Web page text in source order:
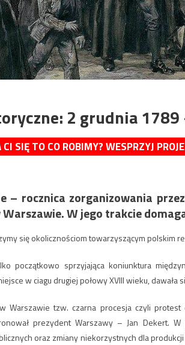
2 grudnia 1789
CI SIĘ TO CO ROBIMY? WESPRZYJ
– rocznica zorganizowania
W jego trakcie
się okolicznościom towarzyszącym polskim
początkowo sprzyjająca koniunktura
w ciagu drugiej połowy XVIII wieku, dawała
Warszawie tzw. czarna procesja czyli
prezydent Warszawy – Jan Dekert.
oraz zmiany niekorzystnych dla